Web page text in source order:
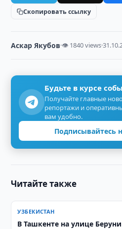
Скопировать ссылку
Аскар Якубов·👁 1840 views·
Будьте в курсе
Получайте главные
репортажи и
вам удобно.
Подписывайтесь
Читайте также
УЗБЕКИСТАН
В Ташкенте на улице